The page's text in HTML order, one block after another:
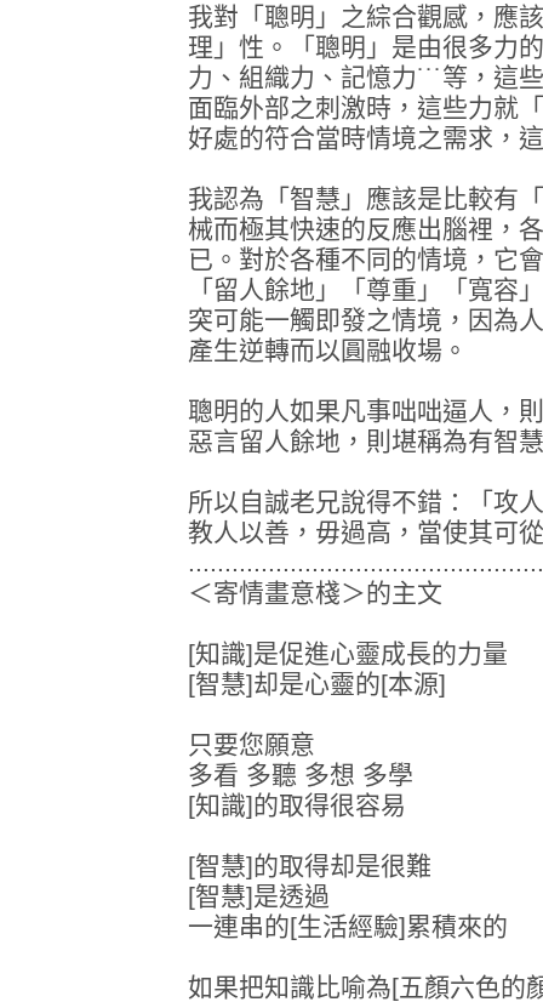
我對「聰明」之綜合觀感，應
理」性。「聰明」是由很多力
力、組織力、記憶力˙˙˙等，這
面臨外部之刺激時，這些力就
好處的符合當時情境之需求，
我認為「智慧」應該是比較有
械而極其快速的反應出腦裡，
已。對於各種不同的情境，它
「留人餘地」「尊重」「寬容
突可能一觸即發之情境，因為
產生逆轉而以圓融收場。
聰明的人如果凡事咄咄逼人，
惡言留人餘地，則堪稱為有智
所以自誠老兄說得不錯：「攻
教人以善，毋過高，當使其可
＜寄情畫意棧＞的主文
[知識]是促進心靈成長的力量
[智慧]却是心靈的[本源]
只要您願意
多看 多聽 多想 多學
[知識]的取得很容易
[智慧]的取得却是很難
[智慧]是透過
一連串的[生活經驗]累積來的
如果把知識比喻為[五顏六色的